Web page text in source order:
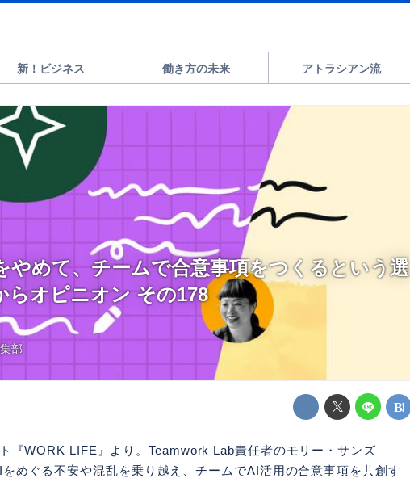
新！ビジネス 働き方の未来 アトラシアン流
やめて、チームで合意事項をつくるという選
オピニオン その178
部
『WORK LIFE』より。Teamwork Lab責任者のモリー・サンズ
めぐる不安や混乱を乗り越え、チームでAI活用の合意事項を共創す